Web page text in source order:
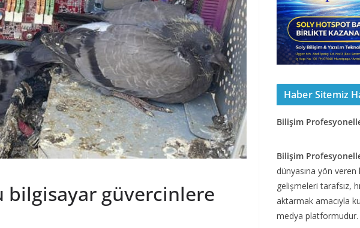
güvercinlere
Haber Sitemiz
Bilişim
Bilişim
dünyasına yön
gelişmeleri tarafsız,
aktarmak amacıyla
medya platformudur.